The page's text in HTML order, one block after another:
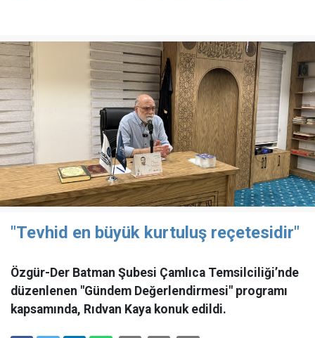
"Tevhid en büyük kurtuluş reçetesidir"
Özgür-Der Batman Şubesi Çamlıca Temsilciliği’nde
düzenlenen "Gündem Değerlendirmesi" programı
kapsamında, Rıdvan Kaya konuk edildi.